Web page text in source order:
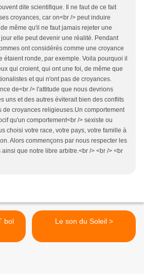
dite scientifique. Il ne faut de ce fait
croyances, car on<br /> peut induire
même qu'il ne faut jamais rejeter une
elle peut devenir une réalité. Pendant
ont considérés comme une croyance
étaient ronde, par exemple. Voila pourquoi il
qui croient, qui ont une foi, de même que
et qui n'ont pas de croyances.
de<br /> l'attitude que nous devrions
uns et des autres éviterait bien des conflits
de croyances religieuses.Un comportement
qu'un comportement<br /> sexiste ou
choisi votre race, votre pays, votre famille à
Alors commençons par nous respecter les
ainsi que notre libre arbitre.<br /> <br /> <br
Le son du Soleil >